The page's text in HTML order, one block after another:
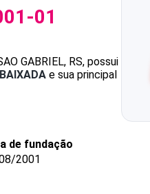
01
GABRIEL, RS, possui
BAIXADA e sua principal
de fundação
2001